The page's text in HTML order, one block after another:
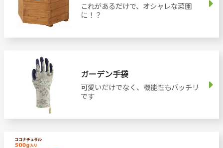
これがあるだけで、オシャレな菜園
に！？
ガーデン手袋
可愛いだけでなく、機能性もバッチリ
です